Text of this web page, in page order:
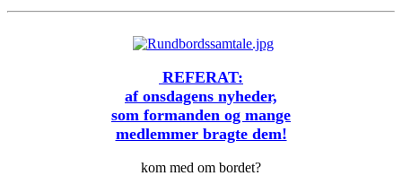
REFERAT:
af onsdagens nyheder,
som formanden og mange
medlemmer bragte dem!
kom med om bordet?